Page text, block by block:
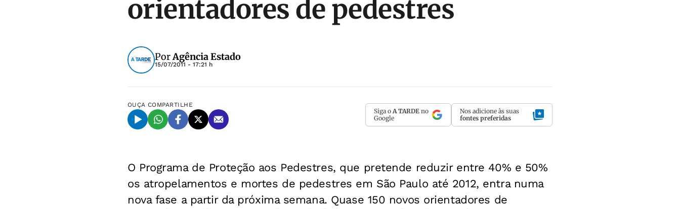
orientadores de pedestres
PorAgência Estado
15/07/2011 - 17:21 h
OUÇA COMPARTILHE
Siga o A TARDE no
Google
Nos adicione às suas
fontes preferidas
O Programa de Proteção aos Pedestres, que pretende reduzir entre 40% e 50%
os atropelamentos e mortes de pedestres em São Paulo até 2012, entra numa
nova fase a partir da próxima semana. Quase 150 novos orientadores de